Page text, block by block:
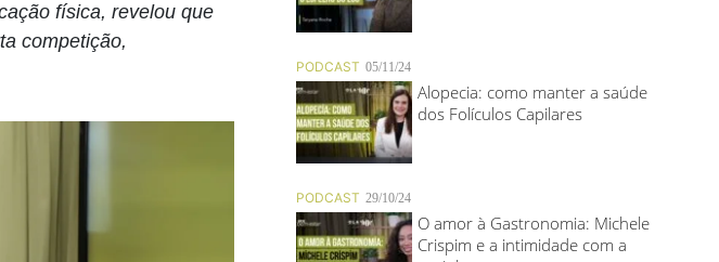
física, revelou que
competição,